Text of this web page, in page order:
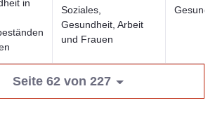
in
Soziales,
Gesundheit, Arbeit
und Frauen
Seite 62 von 227